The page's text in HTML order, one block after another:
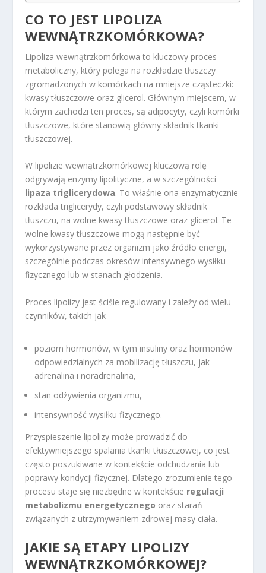
CO TO JEST LIPOLIZA
WEWNĄTRZKOMÓRKOWA?
Lipoliza wewnątrzkomórkowa to kluczowy proces
metaboliczny, który polega na rozkładzie tłuszczy
zgromadzonych w komórkach na mniejsze cząsteczki:
kwasy tłuszczowe oraz glicerol. Głównym miejscem, w
którym zachodzi ten proces, są adipocyty, czyli komórki
tłuszczowe, które stanowią główny składnik tkanki
tłuszczowej.
W lipolizie wewnątrzkomórkowej kluczową rolę
odgrywają enzymy lipolityczne, a w szczególności
lipaza triglicerydowa. To właśnie ona enzymatycznie
rozkłada triglicerydy, czyli podstawowy składnik
tłuszczu, na wolne kwasy tłuszczowe oraz glicerol. Te
wolne kwasy tłuszczowe mogą następnie być
wykorzystywane przez organizm jako źródło energii,
szczególnie podczas okresów intensywnego wysiłku
fizycznego lub w stanach głodzenia.
Proces lipolizy jest ściśle regulowany i zależy od wielu
czynników, takich jak
poziom hormonów, w tym insuliny oraz hormonów
odpowiedzialnych za mobilizację tłuszczu, jak
adrenalina i noradrenalina,
stan odżywienia organizmu,
intensywność wysiłku fizycznego.
Przyspieszenie lipolizy może prowadzić do
efektywniejszego spalania tkanki tłuszczowej, co jest
często poszukiwane w kontekście odchudzania lub
poprawy kondycji fizycznej. Dlatego zrozumienie tego
procesu staje się niezbędne w kontekście regulacji
metabolizmu energetycznego oraz starań
związanych z utrzymywaniem zdrowej masy ciała.
JAKIE SĄ ETAPY LIPOLIZY
WEWNĄTRZKOMÓRKOWEJ?